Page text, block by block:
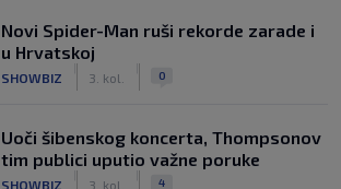
Novi Spider-Man ruši rekorde zarade i
u Hrvatskoj
SHOWBIZ 3. kol. 0
Uoči šibenskog koncerta, Thompsonov
tim publici uputio važne poruke
SHOWBIZ 3. kol. 4